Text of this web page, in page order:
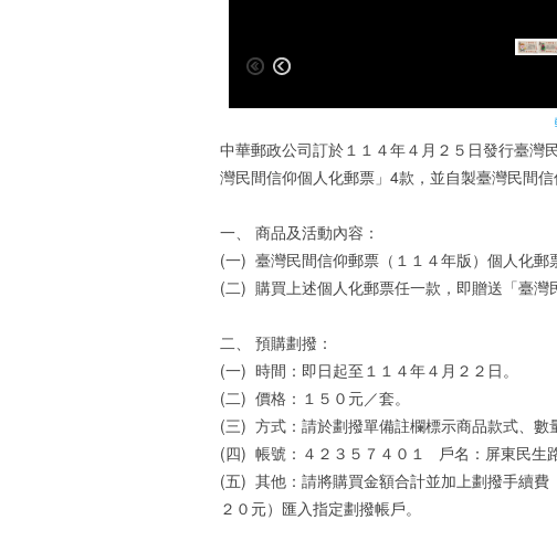
中華郵政公司訂於１１４年４月２５日發行臺灣
灣民間信仰個人化郵票」4款，並自製臺灣民間信
一、
商品及活動內容：
(一) 臺灣民間信仰郵票（１１４年版）個人化郵
(二) 購買上述個人化郵票任一款，即贈送「臺灣
二、
預購劃撥：
(一) 時間：即日起至１１４年４月２２日。
(二) 價格：１５０元／套。
(三) 方式：請於劃撥單備註欄標示商品款式、數
(四) 帳號：４２３５７４０１ 戶名：屏東民生
(五) 其他：請將購買金額合計並加上劃撥手續
２０元）匯入指定劃撥帳戶。